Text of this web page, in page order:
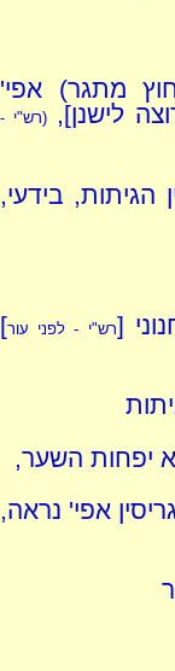
מתגר) אפי'
לישנן],(רש"י -
הגיתות, בידעי,
[רש"י - לפני עור]
יפחות השער,
אפי' נראה,